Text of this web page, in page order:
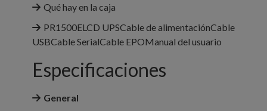
Qué hay en la caja
PR1500ELCD UPSCable de alimentaciónCable
USBCable SerialCable EPOManual del usuario
Especificaciones
General